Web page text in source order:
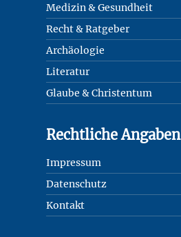
Medizin & Gesundheit
Recht & Ratgeber
Archäologie
Literatur
Glaube & Christentum
Rechtliche Angaben
Impressum
Datenschutz
Kontakt